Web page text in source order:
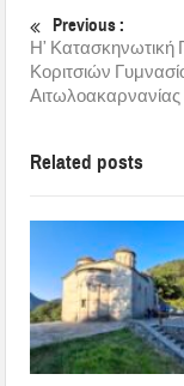
Previous :
Η’ Κατασκηνωτική
Κοριτσιών
Αιτωλοακαρνανίας
Related posts